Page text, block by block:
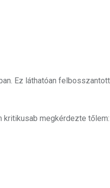
Ez láthatóan
kritikusab megkérdezte tőlem: